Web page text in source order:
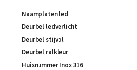
Naamplaten led
Deurbel ledverlicht
Deurbel stijvol
Deurbel ralkleur
Huisnummer Inox 316